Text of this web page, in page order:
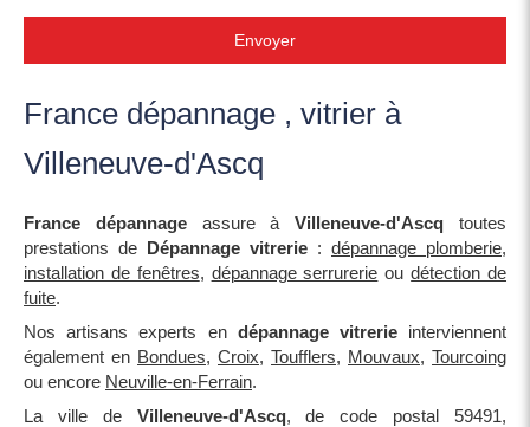
Envoyer
France dépannage , vitrier à
Villeneuve-d'Ascq
France dépannage assure àVilleneuve-d'Ascq toutes
prestations de Dépannage vitrerie : dépannage plomberie,
installation de fenêtres, dépannage serrurerie oudétection de
fuite.
Nos artisans experts en dépannage vitrerieinterviennent
également en Bondues, Croix, Toufflers, Mouvaux, Tourcoing
ou encore Neuville-en-Ferrain.
La ville de Villeneuve-d'Ascq, de code postal 59491,